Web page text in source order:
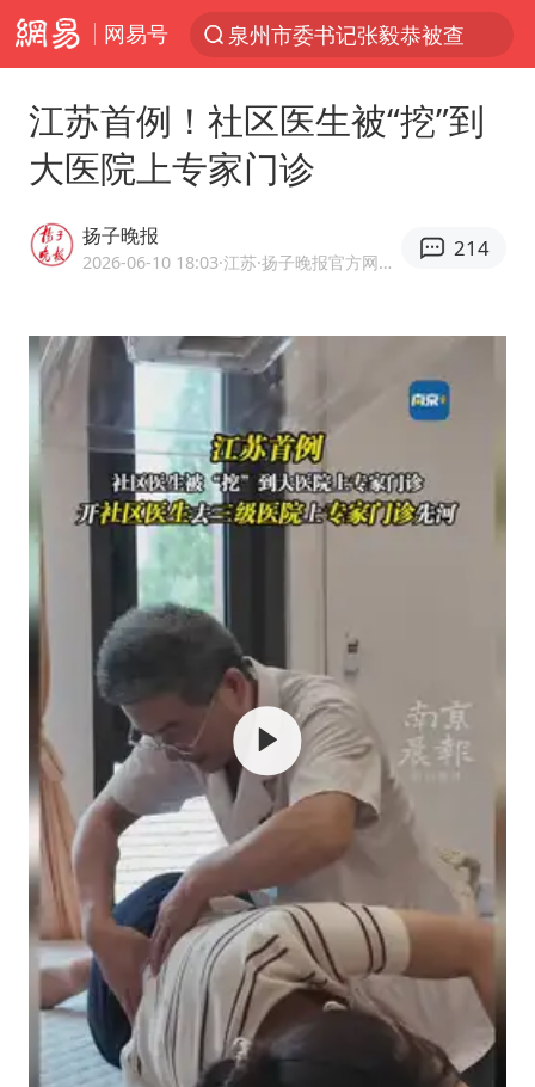
网易号
泉州市委书记张毅恭被查
中巨芯：上半年归母净利润1405.77万元
出口禁令驱动有色板块大涨
美股存储板块集体大跌
胡彦斌获《歌手2026》歌王
“今天得有40℃了吧 为啥还不预警”
夯实基础开新局
江苏首例！社区医生被“挖”到
大医院上专家门诊
扬子晚报
2026-06-10 18:03·江苏 ·扬子晚报官方网易号
214